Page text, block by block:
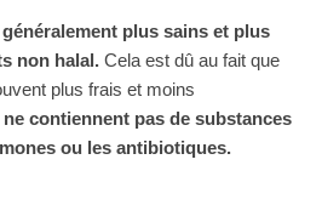
plus sains et plus
non halal. Cela est dû au fait que
plus frais et moins
ne contiennent pas de substances
ou les antibiotiques.